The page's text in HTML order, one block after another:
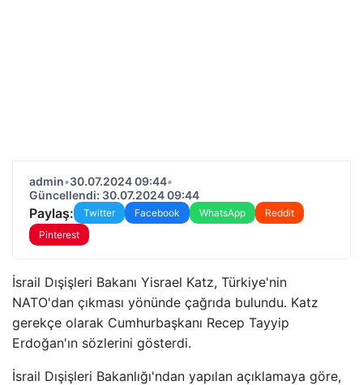
admin•30.07.2024 09:44•
Güncellendi: 30.07.2024 09:44
Paylaş: Twitter Facebook WhatsApp
Reddit
Pinterest
İsrail Dışişleri Bakanı Yisrael Katz, Türkiye'nin
NATO'dan çıkması yönünde çağrıda bulundu. Katz
gerekçe olarak Cumhurbaşkanı Recep Tayyip
Erdoğan'ın sözlerini gösterdi.
İsrail Dışişleri Bakanlığı'ndan yapılan açıklamaya göre,